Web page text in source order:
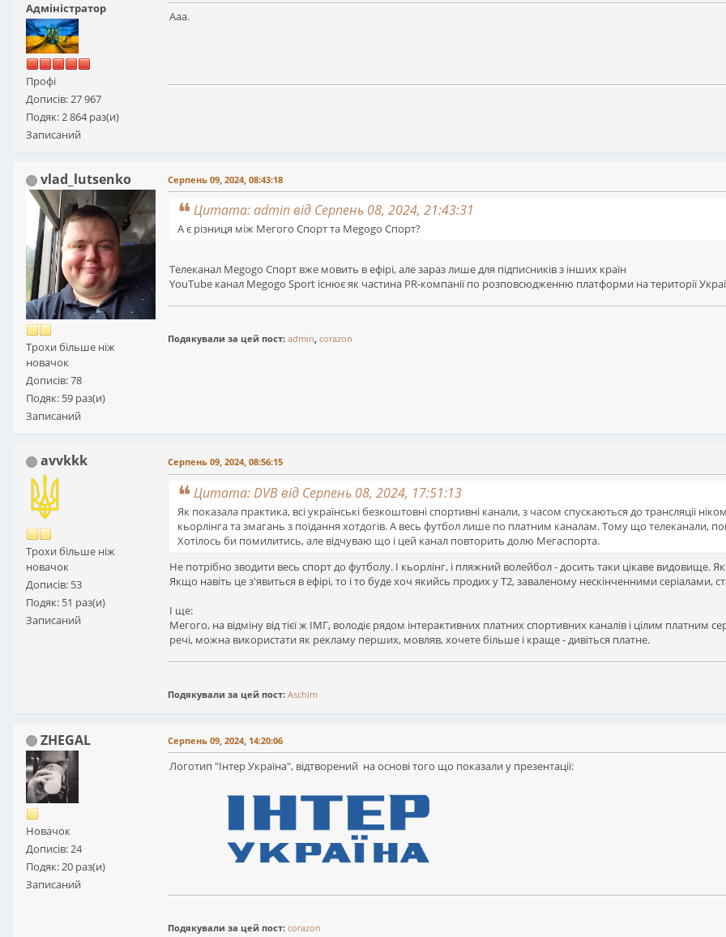
Адміністратор
Профі
Дописів: 27 967
Подяк: 2 864 раз(и)
Записаний
Ааа.
vlad_lutsenko
Трохи більше ніж
новачок
Дописів: 78
Подяк: 59 раз(и)
Записаний
Серпень 09, 2024, 08:43:18
Цитата: admin від Серпень 08, 2024, 21:43:31
А є різниця між Мегого Спорт та Megogo Спорт?
Телеканал Megogo Спорт вже мовить в ефірі, але зараз лише для підписників з інших країн
YouTube канал Megogo Sport існює як частина PR-компанії по розповсюдженню платформи на території
Подякували за цей пост: admin corazon
avvkkk
Трохи більше ніж
новачок
Дописів: 53
Подяк: 51 раз(и)
Записаний
Серпень 09, 2024, 08:56:15
Цитата: DVB від Серпень 08, 2024, 17:51:13
Як показала практика, всі українські безкоштовні спортивні канали, з часом спускаються до трансляції
кьорлінга та змагань з поїдання хотдогів. А весь футбол лише по платним каналам. Тому що телеканали,
Хотілось би помилитись, але відчуваю що і цей канал повторить долю Мегаспорта.
Не потрібно зводити весь спорт до футболу. І кьорлінг, і пляжний волейбол - досить таки цікаве видовище. Як
Якщо навіть це з'явиться в ефірі, то і то буде хоч якийсь продих у Т2, заваленому нескінченними
І ще:
Мегого, на відміну від тієї ж ІМГ, володіє рядом інтерактивних платних спортивних каналів і цілим
речі, можна використати як рекламу перших, мовляв, хочете більше і краще - дивіться платне.
Подякували за цей пост: Aschim
ZHEGAL
Новачок
Дописів: 24
Подяк: 20 раз(и)
Записаний
Серпень 09, 2024, 14:20:06
Логотип "Інтер Україна", відтворений на основі того що показали у презентації:
Подякували за цей пост: corazon